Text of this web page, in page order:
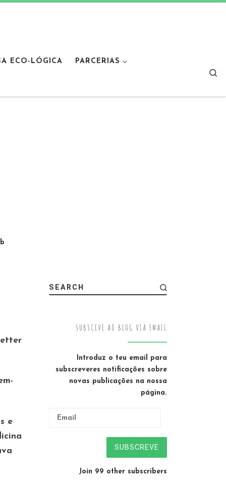
ECO-LÓGICA PARCERIAS
e
SEARCH
SUBSCEVE AO BLOG VIA EMAIL
Introduz o teu email para
subscreveres notificações sobre
novas publicações na nossa
página.
SUBSCREVE
Join 99 other subscribers